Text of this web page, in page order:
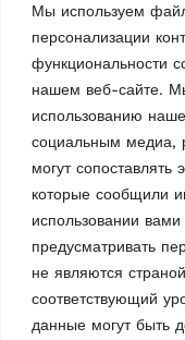
Мы используем
персонализации
функциональности
нашем веб-сайте.
использованию
социальным медиа,
могут
которые сообщили
использовании
предусматривать
не являются
соответствующий
данные могут быть
CТЕНДЫ «СХОД-
Стенд «сход-
CCD RAVTD 8060P
для грузового
со стандартные
вкл. 3-точечные
зажимы, закрытый